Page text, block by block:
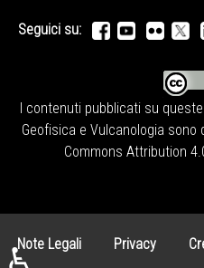
Seguici su:
I contenuti pubblicati su
Geofisica e Vulcanologia sono
Commons Attribution
Note Legali Privacy